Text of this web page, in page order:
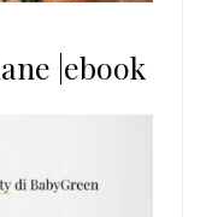
|ebook